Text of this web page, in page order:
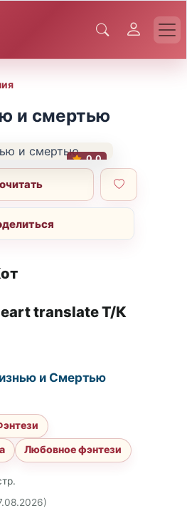
и смертью
0.0
translate Т/К
и Смертью
Любовное фэнтези